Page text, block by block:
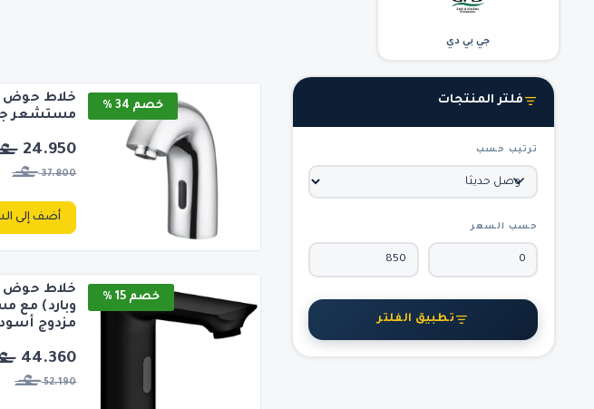
جي بي دي
فلتر المنتجات
ترتيب حسب
حسب السعر
تطبيق الفلتر
خصم 34 %
خلاط حوض
مستشعر
24.950
37.800
أضف إلى
خصم 15 %
خلاط حوض
وبارد) مع
مزدوج
44.360
52.190